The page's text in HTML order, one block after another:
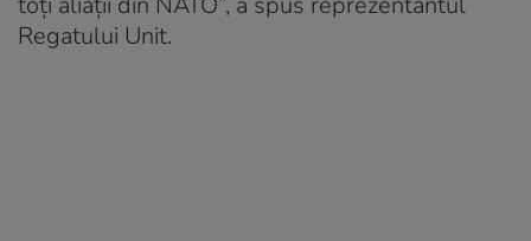
Regatului Unit.